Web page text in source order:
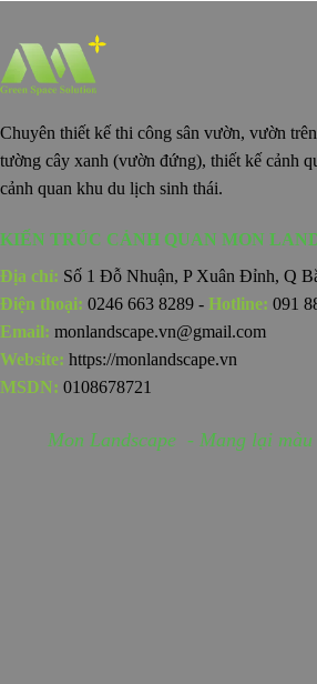
Chuyên thiết kế thi công sân vườn, vườn
tường cây xanh (vườn đứng), thiết kế cảnh
cảnh quan khu du lịch sinh thái.
KIẾN TRÚC CẢNH QUAN MON
Địa chỉ: Số 1 Đỗ Nhuận, P Xuân Đỉnh, Q
Điện thoại: 0246 663 8289 - Hotline: 091
Email: monlandscape.vn@gmail.com
Website: https://monlandscape.vn
MSDN: 0108678721
Mon Landscape - Mang lại màu